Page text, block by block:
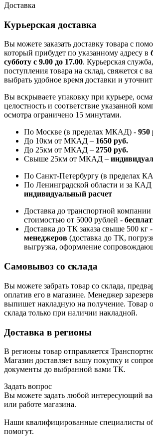
Доставка
Курьерская доставка
Вы можете заказать доставку товара с
который прибудет по указанному адресу в
субботу с 9.00 до 17.00. Курьерская
поступления товара на склад, свяжется с
выбрать удобное время доставки и уточнит
Вы вскрываете упаковку при курьере,
целостность и соответствие указанной
осмотра ограничено 15 минутами.
По Москве (в пределах МКАД) - 950
До 10км от МКАД – 1650 руб.
До 25км от МКАД – 2750 руб.
Свыше 25км от МКАД –
По Санкт-Петербургу (в пределах
По Ленинградской области и за КАД
индивидуальный расчет
Доставка до транспортной компании
стоимостью от 5000 рублей - б
Доставка до ТК заказа свыше 500 кг -
менеджеров (доставка до ТК,
выгрузка, оформление
Самовывоз со склада
Вы можете забрать товар со склада,
оплатив его в магазине. Менеджер
выпишет накладную на получение. Товар
склада только при наличии накладной.
Доставка в регионы
В регионы товар отправляется
Магазин доставляет вашу покупку и
документы до выбранной вами ТК.
Задать вопрос
Вы можете задать любой интересующий
или работе магазина.
Наши квалифицированные специалисты
помогут.